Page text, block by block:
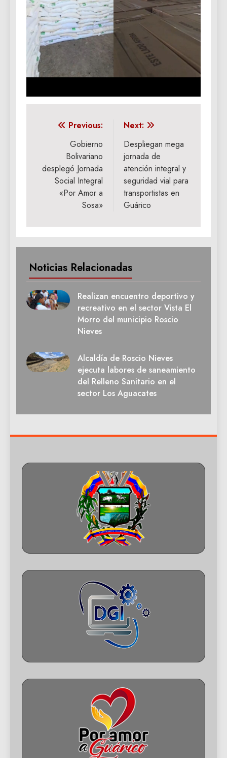
Navegación
entradas
Previous:
Gobierno
Bolivariano
desplegó Jornada
Social Integral
«Por Amor a
Sosa»
Next:
Despliegan mega
jornada de
atención integral y
seguridad vial para
transportistas en
Guárico
Noticias Relacionadas
Realizan encuentro deportivo y
recreativo en el sector Vista El
Morro del municipio Roscio
Nieves
Alcaldía de Roscio Nieves
ejecuta labores de saneamiento
del Relleno Sanitario en el
sector Los Aguacates